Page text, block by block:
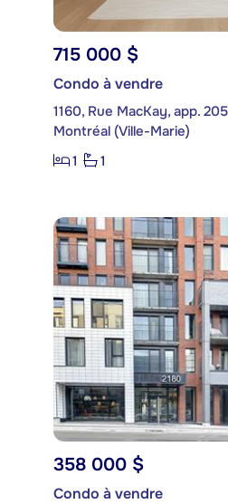
715 000 $
Condo à vendre
1160, Rue MacKay, app. 205
Montréal (Ville-Marie)
1
1
358 000 $
Condo à vendre